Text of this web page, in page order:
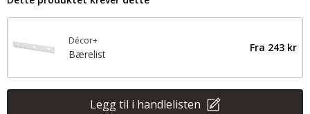
Décor+
Bærelist
Fra 243 kr
Legg til i handlelisten